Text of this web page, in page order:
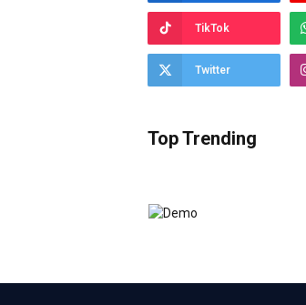
TikTok
Twitter
Top Trending